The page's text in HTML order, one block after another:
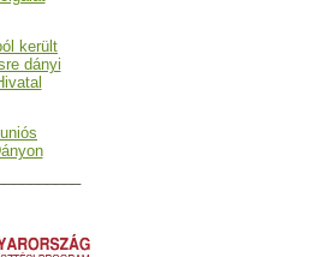
került
dányi